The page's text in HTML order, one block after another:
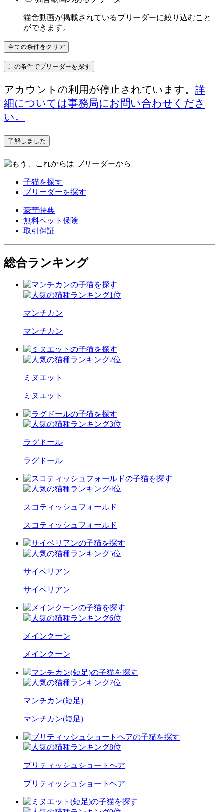
猫舎動画が掲載されているブリーダーに絞り込むこと
ができます。
全ての条件をクリア
この条件でブリーダーを探す
アカウントの利用が停止されています。 詳
細については事務局にお問い合わせくださ
い。
了解しました
子猫を探す
ブリーダーを探す
豪華特典
無料ペット保険
取引保証
総合ランキング
マンチカン
マンチカン
ミヌエット
ミヌエット
ラグドール
ラグドール
スコティッシュフォールド
スコティッシュフォールド
サイベリアン
サイベリアン
メインクーン
メインクーン
マンチカン(短足)
マンチカン(短足)
ブリティッシュショートヘア
ブリティッシュショートヘア